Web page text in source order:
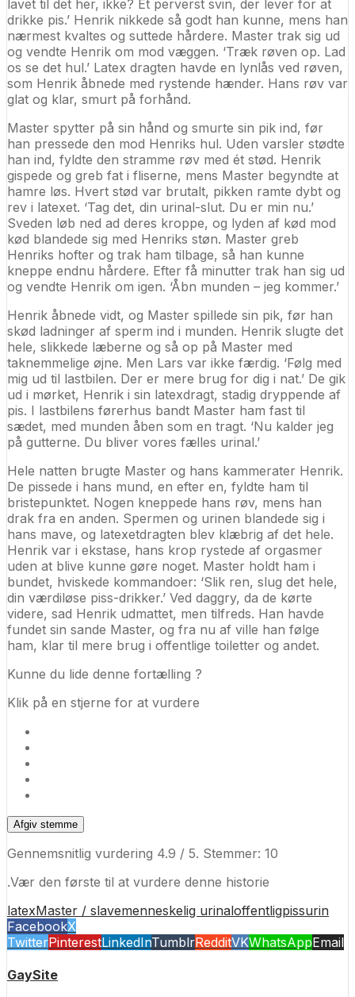
lavet til det her, ikke? Et perverst svin, der lever for at
drikke pis.’ Henrik nikkede så godt han kunne, mens han
nærmest kvaltes og suttede hårdere. Master trak sig ud
og vendte Henrik om mod væggen. ‘Træk røven op. Lad
os se det hul.’ Latex dragten havde en lynlås ved røven,
som Henrik åbnede med rystende hænder. Hans røv var
glat og klar, smurt på forhånd.
Master spytter på sin hånd og smurte sin pik ind, før
han pressede den mod Henriks hul. Uden varsler stødte
han ind, fyldte den stramme røv med ét stød. Henrik
gispede og greb fat i fliserne, mens Master begyndte at
hamre løs. Hvert stød var brutalt, pikken ramte dybt og
rev i latexet. ‘Tag det, din urinal-slut. Du er min nu.’
Sveden løb ned ad deres kroppe, og lyden af kød mod
kød blandede sig med Henriks støn. Master greb
Henriks hofter og trak ham tilbage, så han kunne
kneppe endnu hårdere. Efter få minutter trak han sig ud
og vendte Henrik om igen. ‘Åbn munden – jeg kommer.’
Henrik åbnede vidt, og Master spillede sin pik, før han
skød ladninger af sperm ind i munden. Henrik slugte det
hele, slikkede læberne og så op på Master med
taknemmelige øjne. Men Lars var ikke færdig. ‘Følg med
mig ud til lastbilen. Der er mere brug for dig i nat.’ De gik
ud i mørket, Henrik i sin latexdragt, stadig dryppende af
pis. I lastbilens førerhus bandt Master ham fast til
sædet, med munden åben som en tragt. ‘Nu kalder jeg
på gutterne. Du bliver vores fælles urinal.’
Hele natten brugte Master og hans kammerater Henrik.
De pissede i hans mund, en efter en, fyldte ham til
bristepunktet. Nogen kneppede hans røv, mens han
drak fra en anden. Spermen og urinen blandede sig i
hans mave, og latexetdragten blev klæbrig af det hele.
Henrik var i ekstase, hans krop rystede af orgasmer
uden at blive kunne gøre noget. Master holdt ham i
bundet, hviskede kommandoer: ‘Slik ren, slug det hele,
din værdiløse piss-drikker.’ Ved daggry, da de kørte
videre, sad Henrik udmattet, men tilfreds. Han havde
fundet sin sande Master, og fra nu af ville han følge
ham, klar til mere brug i offentlige toiletter og andet.
Kunne du lide denne fortælling ?
Klik på en stjerne for at vurdere
Afgiv stemme
Gennemsnitlig vurdering 4.9 / 5. Stemmer: 10
.Vær den første til at vurdere denne historie
latexMaster / slavemenneskelig urinaloffentligpissurin
FacebookX
TwitterPinterestLinkedInTumblrRedditVKWhatsAppEmail
GaySite